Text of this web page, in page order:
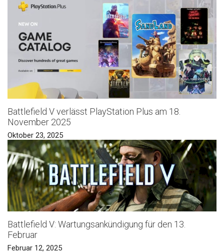
Battlefield V verlässt PlayStation Plus am 18.
November 2025
Oktober 23, 2025
Battlefield V: Wartungsankündigung für den 13.
Februar
Februar 12, 2025